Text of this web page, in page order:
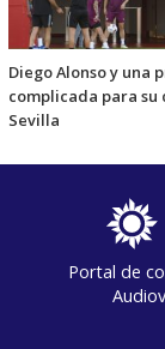
Diego Alonso y una
complicada para su
Sevilla
Portal de